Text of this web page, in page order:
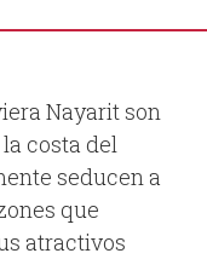
Nayarit son
costa del
seducen a
que
atractivos